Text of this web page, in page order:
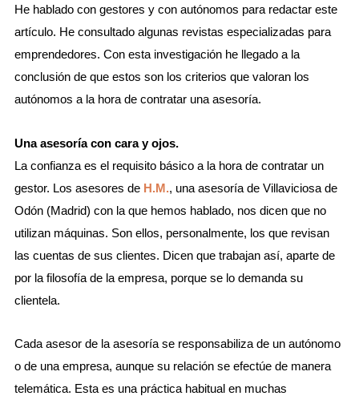
He hablado con gestores y con autónomos para redactar este
artículo. He consultado algunas revistas especializadas para
emprendedores. Con esta investigación he llegado a la
conclusión de que estos son los criterios que valoran los
autónomos a la hora de contratar una asesoría.
Una asesoría con cara y ojos.
La confianza es el requisito básico a la hora de contratar un
gestor. Los asesores de H.M., una asesoría de Villaviciosa de
Odón (Madrid) con la que hemos hablado, nos dicen que no
utilizan máquinas. Son ellos, personalmente, los que revisan
las cuentas de sus clientes. Dicen que trabajan así, aparte de
por la filosofía de la empresa, porque se lo demanda su
clientela.
Cada asesor de la asesoría se responsabiliza de un autónomo
o de una empresa, aunque su relación se efectúe de manera
telemática. Esta es una práctica habitual en muchas